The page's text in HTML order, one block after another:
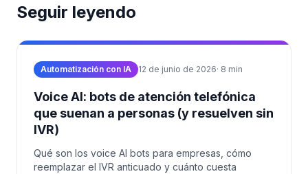
Seguir leyendo
Automatización con IA 12 de junio de 2026· 8 min
Voice AI: bots de atención telefónica
que suenan a personas (y resuelven sin
IVR)
Qué son los voice AI bots para empresas, cómo
reemplazar el IVR anticuado y cuánto cuesta